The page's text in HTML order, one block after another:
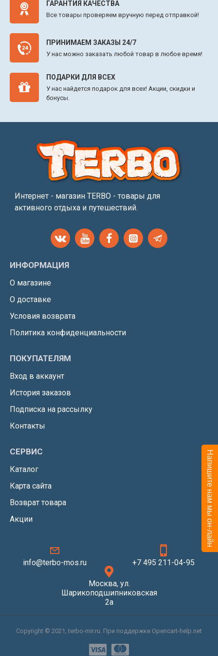
ГАРАНТИЯ КАЧЕСТВА
Все товары проверяем вручную перед отправкой!
ПРИНИМАЕМ ЗАКАЗЫ 24/7
У нас можно заказать любой товар в любое время!
ПОДАРКИ ДЛЯ ВСЕХ
У нас найдется подарок для всех! Акции, скидки и
бонусы.
Интернет - магазин TERBO - товары для
активного отдыха и путешествий.
ИНФОРМАЦИЯ
О магазине
О доставке
Условия возврата
Политика конфиденциальности
ПОКУПАТЕЛЯМ
Вход в аккаунт
История заказов
Подписка на рассылку
Контакты
СЕРВИС
Каталог
Карта сайта
Возврат товара
Акции
info@terbo-mos.ru +7 495 211-04-95
Москва, ул.
Шарикоподшипниковская
2а
Copyright © 2021, terbo-mir.ru. При поддержке Opencart-help.net
Напишите нам мы он-лайн